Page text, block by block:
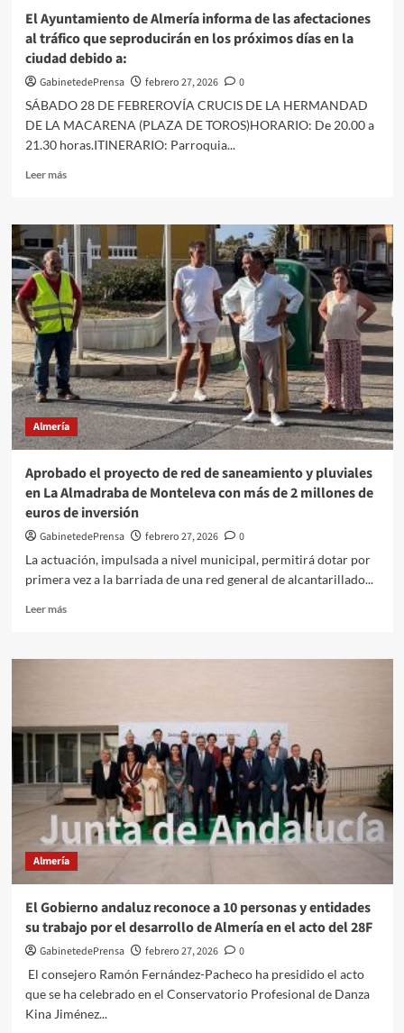
caen
El Ayuntamiento de Almería informa de las afectaciones
al tráfico que seproducirán en los próximos días en la
ciudad debido a:
GabinetedePrensa febrero 27, 2026
0
SÁBADO 28 DE FEBREROVÍA CRUCIS DE LA HERMANDAD
DE LA MACARENA (PLAZA DE TOROS)HORARIO: De 20.00 a
21.30 horas.ITINERARIO: Parroquia...
Leer másLeer
El
Ayuntamiento
de
Almería
informa
de
las
afectaciones
al
tráfico
que
seproducirán
en
los
días
en
la
ciudad
a:
Almería
Aprobado el proyecto de red de saneamiento y pluviales
en La Almadraba de Monteleva con más de 2 millones de
euros de inversión
GabinetedePrensa febrero 27, 2026
0
La actuación, impulsada a nivel municipal, permitirá dotar por
primera vez a la barriada de una red general de alcantarillado...
Leer másLeer
Aprobado
red
de
saneamiento
y
pluviales
Almadraba
de
más
de
2
de
euros
de
Almería
El Gobierno andaluz reconoce a 10 personas y entidades
su trabajo por el desarrollo de Almería en el acto del 28F
GabinetedePrensa febrero 27, 2026
0
El consejero Ramón Fernández-Pacheco ha presidido el acto
que se ha celebrado en el Conservatorio Profesional de Danza
Kina Jiménez...